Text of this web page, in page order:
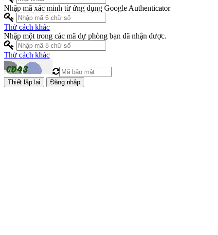
Nhập mã xác minh từ ứng dụng Google Authenticator
Thử cách khác
Nhập một trong các mã dự phòng bạn đã nhận được.
Thử cách khác
Đăng nhập